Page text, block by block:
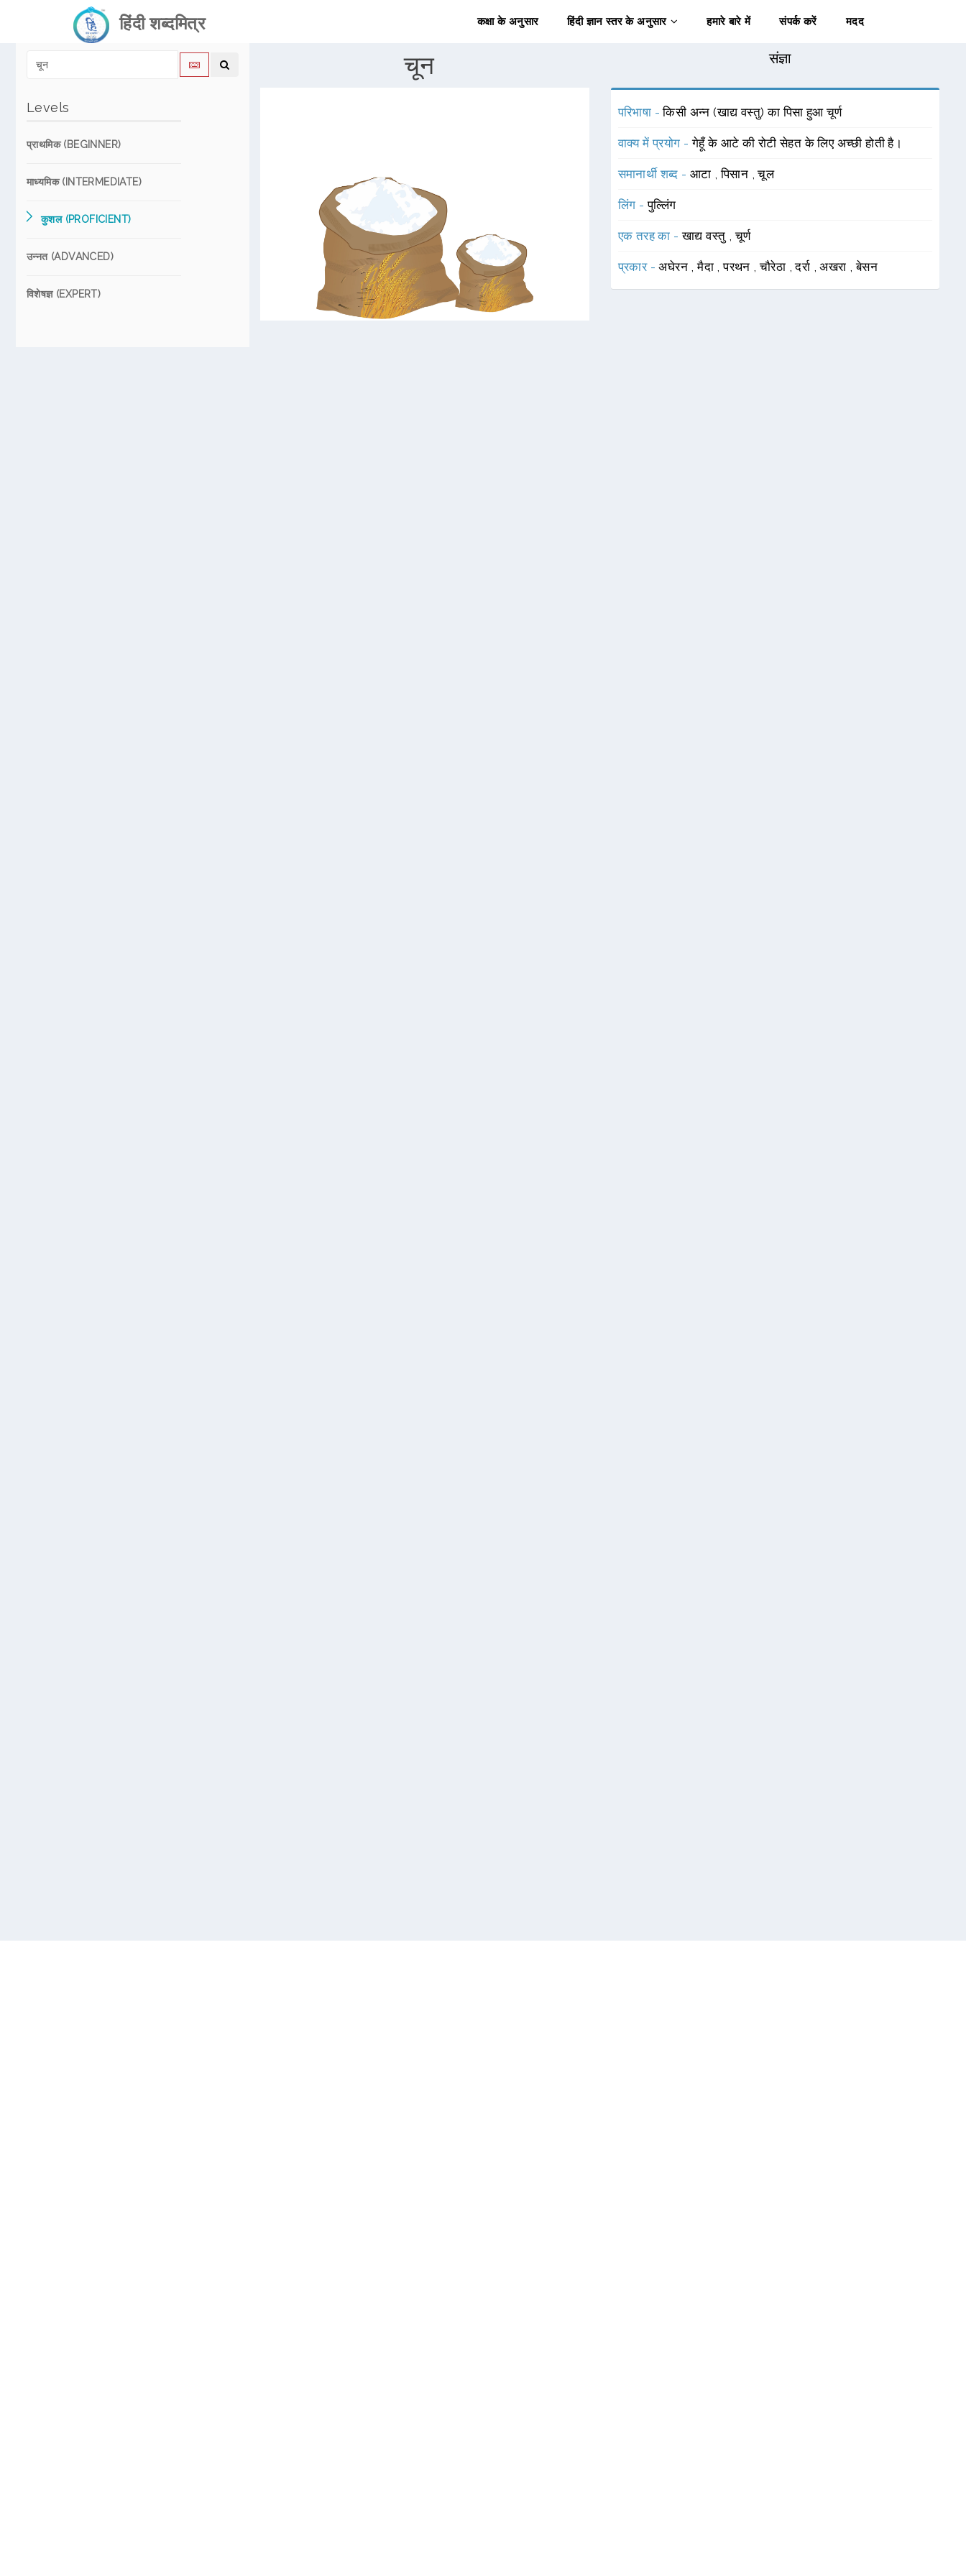
हिंदी शब्दमित्र कक्षा के अनुसार हिंदी ज्ञान स्तर के अनुसार हमारे बारे में संपर्क करें मदद
Levels
प्राथमिक (BEGINNER)
माध्यमिक (INTERMEDIATE)
कुशल (PROFICIENT)
उन्नत (ADVANCED)
विशेषज्ञ (EXPERT)
चून संज्ञा
परिभाषा -किसी अन्न (खाद्य वस्तु) का पिसा हुआ चूर्ण
वाक्य में प्रयोग -गेहूँ के आटे की रोटी सेहत के लिए अच्छी होती है।
समानार्थी शब्द - आटा ,पिसान ,चूल
लिंग -पुल्लिंग
एक तरह का -खाद्य वस्तु ,चूर्ण
प्रकार -अघेरन ,मैदा ,परथन ,चौरेठा ,दर्रा ,अखरा ,बेसन